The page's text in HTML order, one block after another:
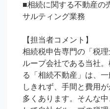
■相続に関する不動産の
サルティング業務
【担当者コメント】
相続税申告専門の「税
ループ会社である当社
る「相続不動産」は、
しきれず、手間と費用
多くあります。そんな